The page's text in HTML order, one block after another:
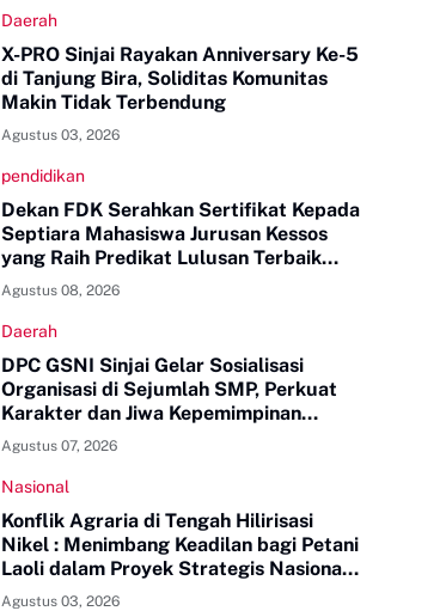
Daerah
X-PRO Sinjai Rayakan Anniversary Ke-5
di Tanjung Bira, Soliditas Komunitas
Makin Tidak Terbendung
Agustus 03, 2026
pendidikan
Dekan FDK Serahkan Sertifikat Kepada
Septiara Mahasiswa Jurusan Kessos
yang Raih Predikat Lulusan Terbaik
Tingkat UINAM
Agustus 08, 2026
Daerah
DPC GSNI Sinjai Gelar Sosialisasi
Organisasi di Sejumlah SMP, Perkuat
Karakter dan Jiwa Kepemimpinan
Pelajar
Agustus 07, 2026
Nasional
Konflik Agraria di Tengah Hilirisasi
Nikel : Menimbang Keadilan bagi Petani
Laoli dalam Proyek Strategis Nasional
PT Indonesia Huali Industry Park
Agustus 03, 2026